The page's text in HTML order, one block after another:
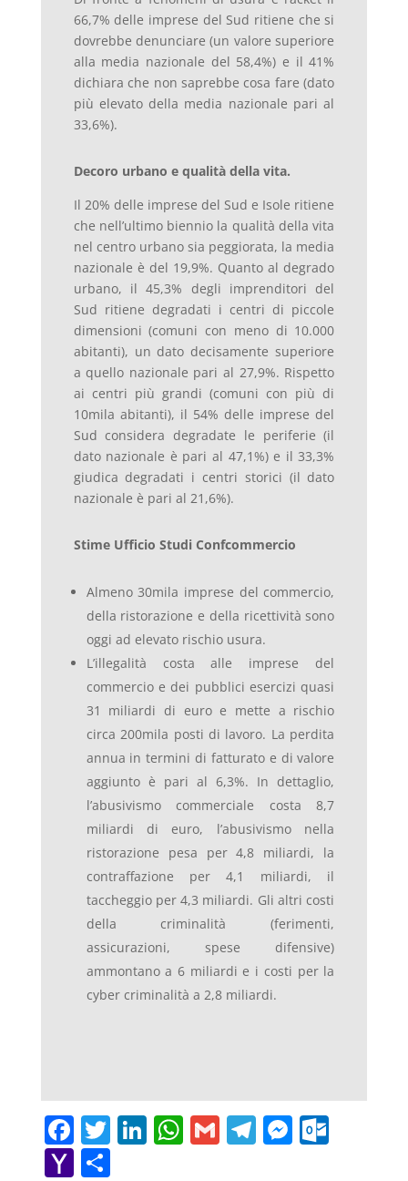
66,7% delle imprese del Sud ritiene che si
dovrebbe denunciare (un valore superiore
alla media nazionale del 58,4%) e il 41%
dichiara che non saprebbe cosa fare (dato
più elevato della media nazionale pari al
33,6%).
Decoro urbano e qualità della vita.
Il 20% delle imprese del Sud e Isole ritiene
che nell’ultimo biennio la qualità della vita
nel centro urbano sia peggiorata, la media
nazionale è del 19,9%. Quanto al degrado
urbano, il 45,3% degli imprenditori del
Sud ritiene degradati i centri di piccole
dimensioni (comuni con meno di 10.000
abitanti), un dato decisamente superiore
a quello nazionale pari al 27,9%. Rispetto
ai centri più grandi (comuni con più di
10mila abitanti), il 54% delle imprese del
Sud considera degradate le periferie (il
dato nazionale è pari al 47,1%) e il 33,3%
giudica degradati i centri storici (il dato
nazionale è pari al 21,6%).
Stime Ufficio Studi Confcommercio
Almeno 30mila imprese del commercio,
della ristorazione e della ricettività sono
oggi ad elevato rischio usura.
L’illegalità costa alle imprese del
commercio e dei pubblici esercizi quasi
31 miliardi di euro e mette a rischio
circa 200mila posti di lavoro. La perdita
annua in termini di fatturato e di valore
aggiunto è pari al 6,3%. In dettaglio,
l’abusivismo commerciale costa 8,7
miliardi di euro, l’abusivismo nella
ristorazione pesa per 4,8 miliardi, la
contraffazione per 4,1 miliardi, il
taccheggio per 4,3 miliardi. Gli altri costi
della criminalità (ferimenti,
assicurazioni, spese difensive)
ammontano a 6 miliardi e i costi per la
cyber criminalità a 2,8 miliardi.
F
a
T
w
Li W G T M O
Y C